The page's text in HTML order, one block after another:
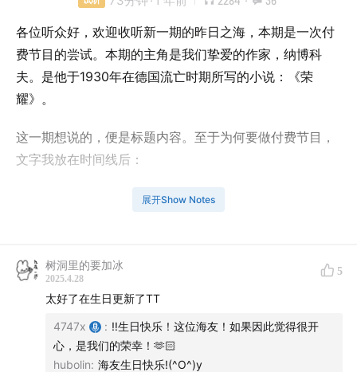
各位听众好，欢迎收听新一期的昨日之海，本期是一次付
费节目的尝试。本期的主角是我们挚爱的作家，纳博科
夫。是他于1930年在德国流亡时期所写的小说：《荣
耀》。
这一期想说的，便是标题内容。至于为何要做付费节目，
文字我放在时间线后：
为什么要做付费节目？47与普洱的心里话
17:50 人名与雪绒花
火车车窗外，闪烁的灯火——请以“边境”去理解文本
展开Show Notes
树洞里的要加冰
2025.4.28
5
太好了在生日更新了TT
4747x : ‼️生日快乐！这位海友！如果因此觉得很开
心，是我们的荣幸！🫶🏻
hubolin: 海友生日快乐!(^O^)y